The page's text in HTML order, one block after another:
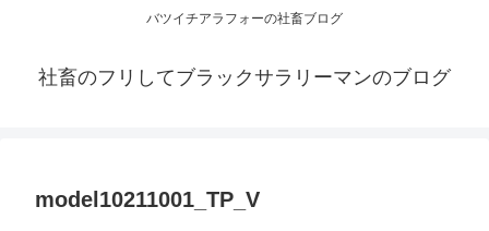
バツイチアラフォーの社畜ブログ
社畜のフリしてブラックサラリーマンのブログ
model10211001_TP_V